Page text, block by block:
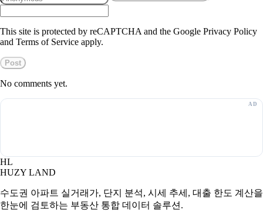
This site is protected by reCAPTCHA and the Google Privacy Policy
and Terms of Service apply.
Post
No comments yet.
HL
HUZY LAND
수도권 아파트 실거래가, 단지 분석, 시세 추세, 대출 한도 계산을
한눈에 검토하는 부동산 통합 데이터 솔루션.